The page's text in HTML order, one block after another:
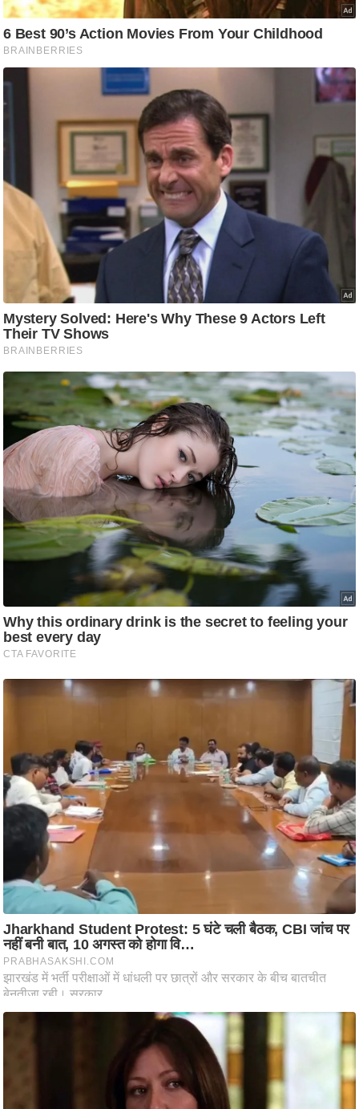
g
N
e
w
इ
ल
टे
क्नॉ
लॉ
जी
ब्यू
टी
/
फै
श
न
घ
रे
लू
नु
स्खे
ट
न
स्थ
फि
स
मं
त्रा
रि
श
न
शि
प
रा
ज
नी